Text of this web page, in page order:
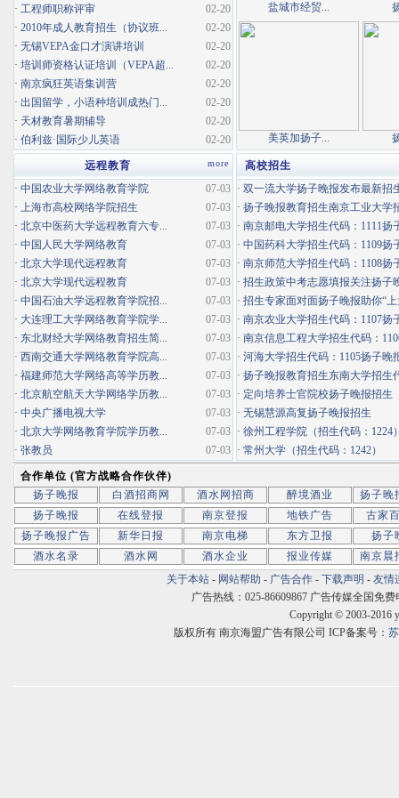
盐城市经贸...
美英加扬子...
高校招生
· 双一流大学扬子晚报发布最新招
· 扬子晚报教育招生南京工业大学
· 南京邮电大学招生代码：1111扬
· 中国药科大学招生代码：1109扬
· 南京师范大学招生代码：1108扬
· 招生政策中考志愿填报关注扬子
· 招生专家面对面扬子晚报助你“上
· 南京农业大学招生代码：1107扬
· 南京信息工程大学招生代码：
· 河海大学招生代码：1105扬子晚
· 扬子晚报教育招生东南大学招生
· 定向培养士官院校扬子晚报招生
· 无锡慧源高复扬子晚报招生
· 徐州工程学院（招生代码：1224
· 常州大学（招生代码：1242）
02-20
· 工程师职称评审
02-20
· 2010年成人教育招生（协议班...
02-20
· 无锡VEPA金口才演讲培训
02-20
· 培训师资格认证培训（VEPA超...
02-20
· 南京疯狂英语集训营
02-20
· 出国留学，小语种培训成热门...
02-20
· 天材教育暑期辅导
02-20
· 伯利兹·国际少儿英语
more
远程教育
07-03
· 中国农业大学网络教育学院
07-03
· 上海市高校网络学院招生
07-03
· 北京中医药大学远程教育六专...
07-03
· 中国人民大学网络教育
07-03
· 北京大学现代远程教育
07-03
· 北京大学现代远程教育
07-03
· 中国石油大学远程教育学院招...
07-03
· 大连理工大学网络教育学院学...
07-03
· 东北财经大学网络教育招生简...
07-03
· 西南交通大学网络教育学院高...
07-03
· 福建师范大学网络高等学历教...
07-03
· 北京航空航天大学网络学历教...
07-03
· 中央广播电视大学
07-03
· 北京大学网络教育学院学历教...
07-03
· 张教员
合作单位 (官方战略合作伙伴)
扬子晚报
白酒招商网 酒水网招商 醉境酒业
扬子晚
扬子晚报
在线登报 南京登报 地铁广告
古家
扬子晚报广告
新华日报 南京电梯 东方卫报
扬子
酒水名录
酒水网 酒水企业 报业传媒
南京晨
关于本站 - 网站帮助 - 广告合作 - 下载声明 - 友情
广告热线：025-86609867 广告传媒全国免费
Copyright © 2003-2016
版权所有 南京海盟广告有限公司 ICP备案号：